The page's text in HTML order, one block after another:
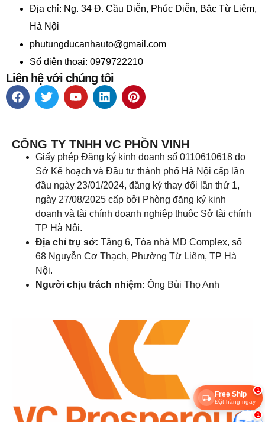
Địa chỉ: Ng. 34 Đ. Cầu Diễn, Phúc Diễn, Bắc Từ Liêm,
Hà Nội
phutungducanhauto@gmail.com
Số điện thoại: 0979722210
Liên hệ với chúng tôi
CÔNG TY TNHH VC PHỒN VINH
Giấy phép Đăng ký kinh doanh số 0110610618 do
Sở Kế hoạch và Đầu tư thành phố Hà Nội cấp lần
đầu ngày 23/01/2024, đăng ký thay đổi lần thứ 1,
ngày 27/08/2025 cấp bởi Phòng đăng ký kinh
doanh và tài chính doanh nghiệp thuộc Sở tài chính
TP Hà Nội.
Địa chỉ trụ sở: Tầng 6, Tòa nhà MD Complex, số
68 Nguyễn Cơ Thạch, Phường Từ Liêm, TP Hà
Nội.
Người chịu trách nhiệm: Ông Bùi Thọ Anh
1
Free Ship
Đặt hàng ngay
1